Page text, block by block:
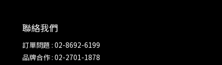
聯絡我們
訂單問題 : 02-8692-6199
品牌合作 : 02-2701-1878